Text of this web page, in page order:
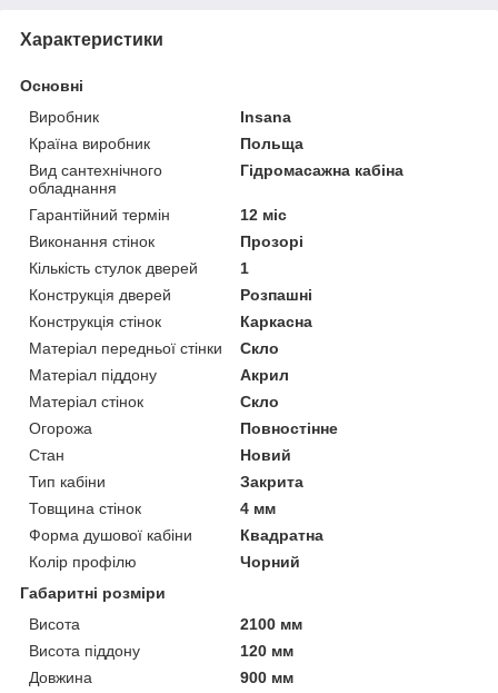
Характеристики
Основні
Виробник
Insana
Країна виробник
Польща
Вид сантехнічного
обладнання
Гідромасажна кабіна
Гарантійний термін
12 міс
Виконання стінок
Прозорі
Кількість стулок дверей
1
Конструкція дверей
Розпашні
Конструкція стінок
Каркасна
Матеріал передньої стінки
Скло
Матеріал піддону
Акрил
Матеріал стінок
Скло
Огорожа
Повностінне
Стан
Новий
Тип кабіни
Закрита
Товщина стінок
4 мм
Форма душової кабіни
Квадратна
Колір профілю
Чорний
Габаритні розміри
Висота
2100 мм
Висота піддону
120 мм
Довжина
900 мм